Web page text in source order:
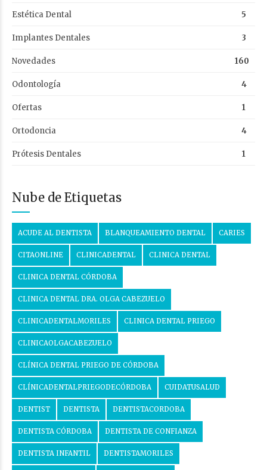
Estética Dental 5
Implantes Dentales 3
Novedades 160
Odontología 4
Ofertas 1
Ortodoncia 4
Prótesis Dentales 1
Nube de Etiquetas
ACUDE AL DENTISTA BLANQUEAMIENTO DENTAL CARIES
CITAONLINE CLINICADENTAL CLINICA DENTAL
CLINICA DENTAL CÓRDOBA
CLINICA DENTAL DRA. OLGA CABEZUELO
CLINICADENTALMORILES CLINICA DENTAL PRIEGO
CLINICAOLGACABEZUELO
CLÍNICA DENTAL PRIEGO DE CÓRDOBA
CLÍNICADENTALPRIEGODECÓRDOBA CUIDATUSALUD
DENTIST DENTISTA DENTISTACORDOBA
DENTISTA CÓRDOBA DENTISTA DE CONFIANZA
DENTISTA INFANTIL DENTISTAMORILES